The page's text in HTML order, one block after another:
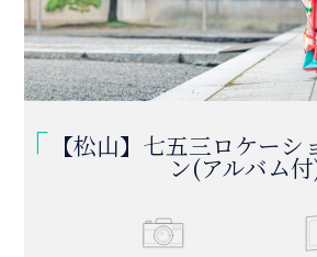
プランを相談する